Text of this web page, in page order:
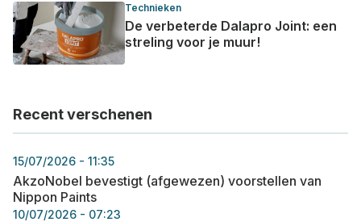
Technieken
De verbeterde Dalapro Joint: een
streling voor je muur!
Recent verschenen
15/07/2026 - 11:35
AkzoNobel bevestigt (afgewezen) voorstellen van
Nippon Paints
10/07/2026 - 07:23